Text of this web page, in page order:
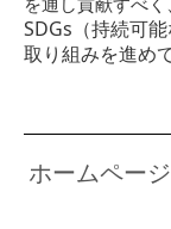
SDGs（持続可
取り組みを進め
ホームペー